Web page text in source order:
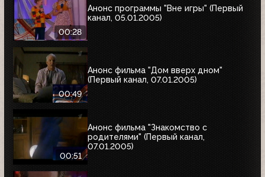
00:28
Анонс программы "Вне игры" (Первый
канал, 05.01.2005)
00:49
Анонс фильма "Дом вверх дном"
(Первый канал, 07.01.2005)
00:51
Анонс фильма "Знакомство с
родителями" (Первый канал,
07.01.2005)